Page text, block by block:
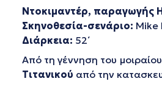
Ντοκιμαντέρ, παραγωγής
Σκηνοθεσία-σενάριο: Mike
Διάρκεια: 52΄
Από τη γέννηση του
Τιτανικού από την